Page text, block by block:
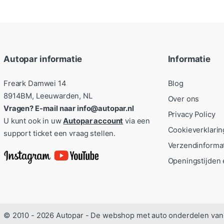
Autopar informatie
Freark Damwei 14
8914BM, Leeuwarden, NL
Vragen? E-mail naar info@autopar.nl
U kunt ook in uwAutopar account via een
support ticket een vraag stellen.
Informatie
Blog
Over ons
Privacy Policy
Openingstijden
© 2010 - 2026 Autopar - De webshop met auto onderdelen